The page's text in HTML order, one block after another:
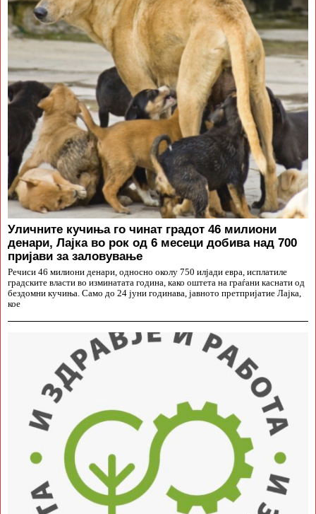
Уличните кучиња го чинат градот 46 милиони
денари, Лајка во рок од 6 месеци добива над 700
пријави за заловување
Речиси 46 милиони денари, односно околу 750 илјади евра, исплатиле
градските власти во изминатата година, како оштета на граѓани каснати од
бездомни кучиња. Само до 24 јуни годинава, јавното претпријатие Лајка,
кое